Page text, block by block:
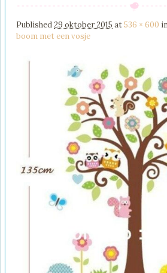
Published29 oktober 2015 at536 × 600
boom met een vosje